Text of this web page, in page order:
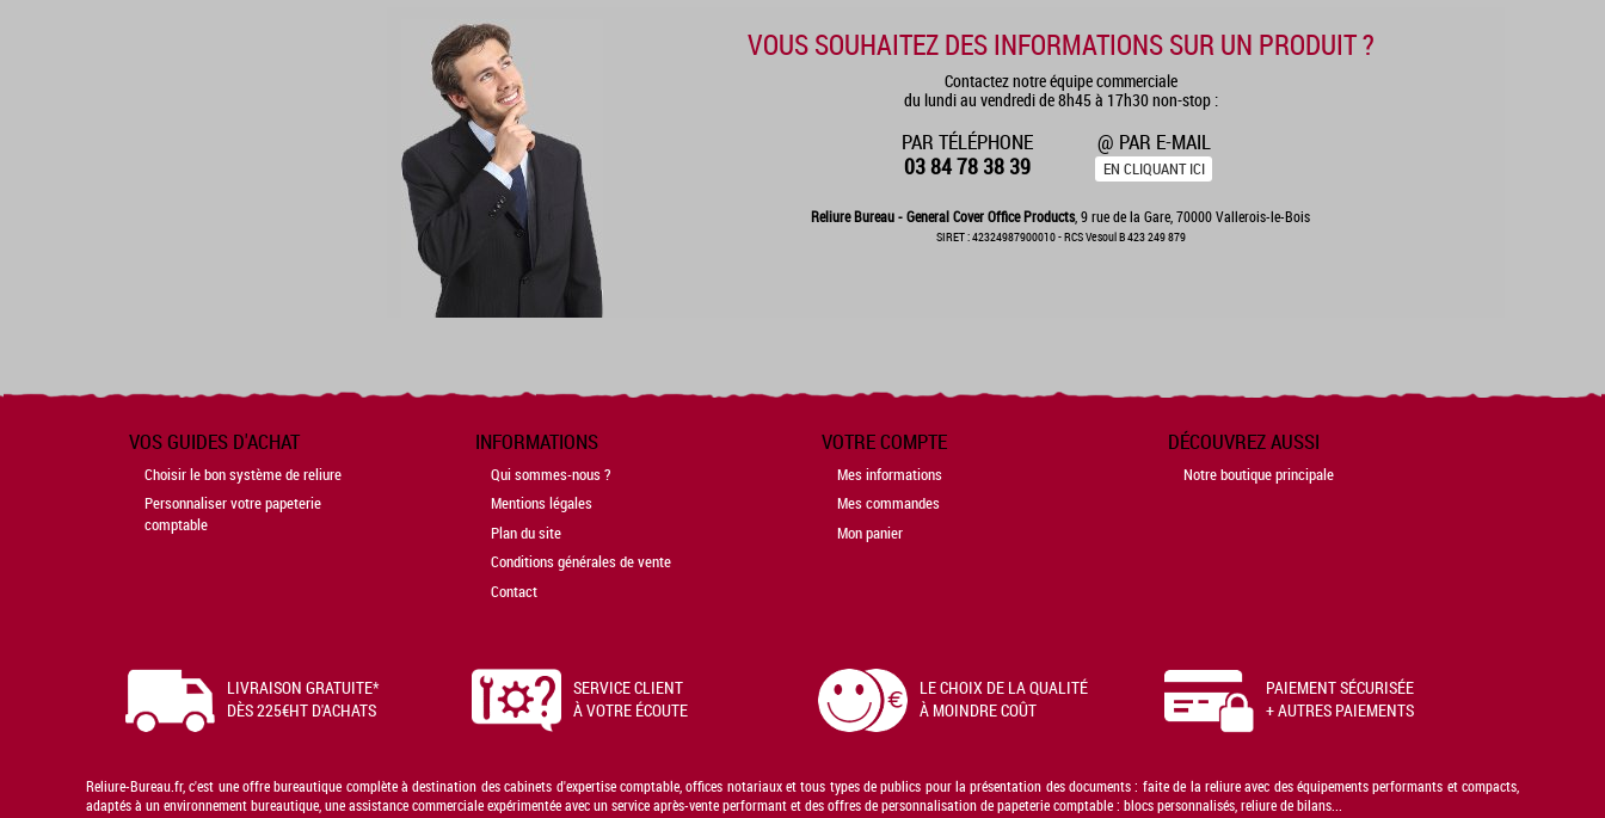
VOUS SOUHAITEZ DES INFORMATIONS SUR UN PRODUIT ?
Contactez notre équipe commerciale
du lundi au vendredi de 8h45 à 17h30 non-stop :
PAR TÉLÉPHONE
03 84 78 38 39
@ PAR E-MAIL
EN CLIQUANT ICI
Reliure Bureau - General Cover Office Products, 9 rue de la Gare, 70000 Vallerois-le-Bois
SIRET : 42324987900010 - RCS Vesoul B 423 249 879
VOS GUIDES D'ACHAT
Choisir le bon système de reliure
Personnaliser votre papeterie
comptable
INFORMATIONS
Qui sommes-nous ?
Mentions légales
Plan du site
Conditions générales de vente
Contact
VOTRE COMPTE
Mes informations
Mes commandes
Mon panier
DÉCOUVREZ AUSSI
Notre boutique principale
LIVRAISON GRATUITE*
DÈS 225€HT D'ACHATS
SERVICE CLIENT
À VOTRE ÉCOUTE
LE CHOIX DE LA QUALITÉ
À MOINDRE COÛT
PAIEMENT SÉCURISÉE
+ AUTRES PAIEMENTS
Reliure-Bureau.fr, c'est une offre bureautique complète à destination des cabinets d'expertise comptable, offices notariaux et tous types de publics pour la présentation des documents : faite de la reliure avec des équipements performants et compacts,
adaptés à un environnement bureautique, une assistance commerciale expérimentée avec un service après-vente performant et des offres de personnalisation de papeterie comptable : blocs personnalisés, reliure de bilans...